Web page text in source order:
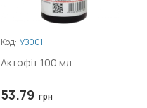
Код: УЗ001
Актофіт 100 мл
53.79 грн